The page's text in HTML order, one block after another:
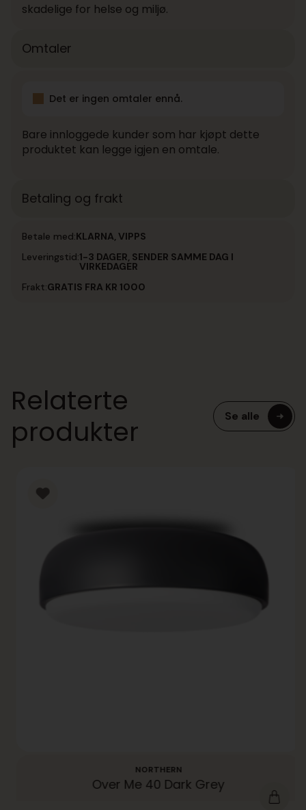
skadelige for helse og miljø.
Omtaler
Det er ingen omtaler ennå.
Bare innloggede kunder som har kjøpt dette
produktet kan legge igjen en omtale.
Betaling og frakt
Betale med:KLARNA, VIPPS
Leveringstid:1-3 DAGER, SENDER SAMME DAG I
VIRKEDAGER
Frakt:GRATIS FRA KR 1000
Relaterte
produkter
Se alle
NORTHERN
Over Me 40 Dark Grey